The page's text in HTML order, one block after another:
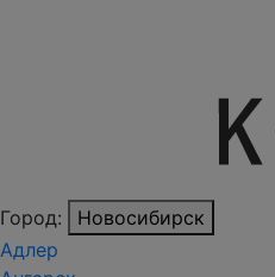
Город:
Новосибирск
Адлер